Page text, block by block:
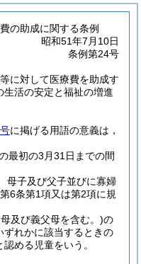
の助成に関する条例
昭和51年7月10日
条例第24号
に対して医療費を助成す
活の安定と福祉の増進
に掲げる用語の意義は，
最初の3月31日までの間
子及び父子並びに寡婦
第6条第1項又は第2項に規
及び義父母を含む。)の
ずれかに該当するときの
める児童をいう。